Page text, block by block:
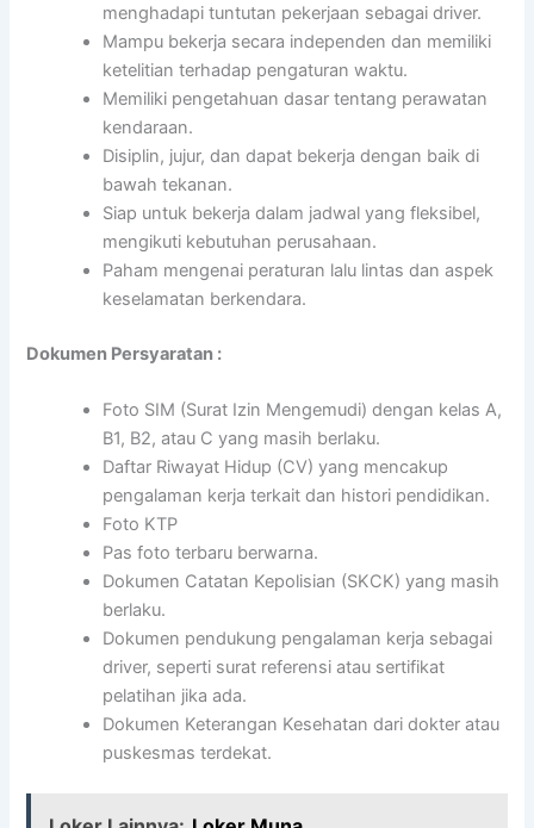
menghadapi tuntutan pekerjaan sebagai driver.
Mampu bekerja secara independen dan memiliki
ketelitian terhadap pengaturan waktu.
Memiliki pengetahuan dasar tentang perawatan
kendaraan.
Disiplin, jujur, dan dapat bekerja dengan baik di
bawah tekanan.
Siap untuk bekerja dalam jadwal yang fleksibel,
mengikuti kebutuhan perusahaan.
Paham mengenai peraturan lalu lintas dan aspek
keselamatan berkendara.
Dokumen Persyaratan :
Foto SIM (Surat Izin Mengemudi) dengan kelas A,
B1, B2, atau C yang masih berlaku.
Daftar Riwayat Hidup (CV) yang mencakup
pengalaman kerja terkait dan histori pendidikan.
Foto KTP
Pas foto terbaru berwarna.
Dokumen Catatan Kepolisian (SKCK) yang masih
berlaku.
Dokumen pendukung pengalaman kerja sebagai
driver, seperti surat referensi atau sertifikat
pelatihan jika ada.
Dokumen Keterangan Kesehatan dari dokter atau
puskesmas terdekat.